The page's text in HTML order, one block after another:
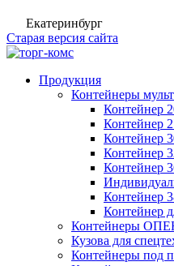
Екатеринбург
Старая версия сайта
Продукция
Контейнеры
Контейнер
Контейнер
Контейнер
Контейнер
Контейнер
Контейнер
Контейнер
Контейнеры
Кузова для
Контейнеры под